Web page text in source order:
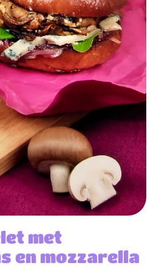
met
en mozzarella